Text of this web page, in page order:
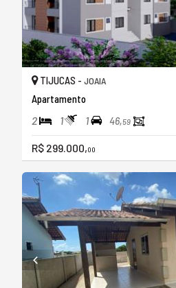
TIJUCAS - JOAIA
Apartamento
2 1 1 46,59
R$ 299.000,00